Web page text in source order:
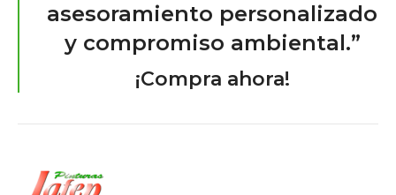
asesoramiento personalizado
y compromiso ambiental.”
¡Compra ahora!